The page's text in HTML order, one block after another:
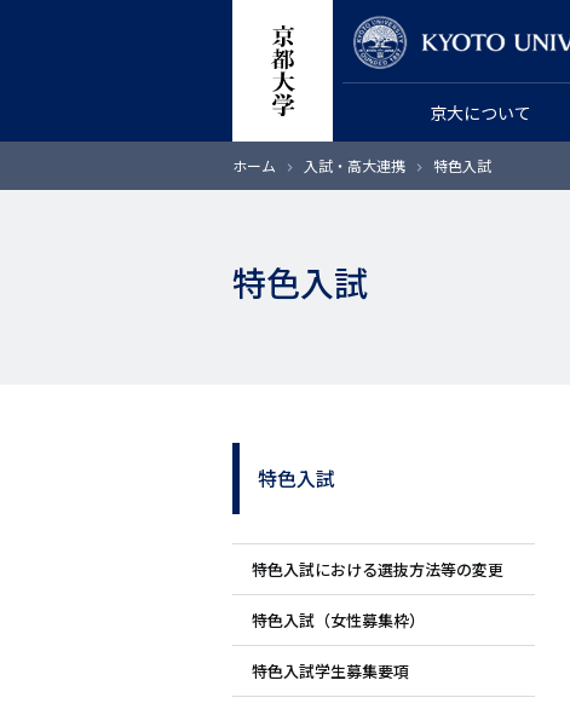
ン
京大について
ホーム 入試・高大連携 特色入試
特色入試
サ
イ
ド
メ
ニ
特色入試
特色入試における選抜方法等の変更
特色入試（女性募集枠）
特色入試学生募集要項